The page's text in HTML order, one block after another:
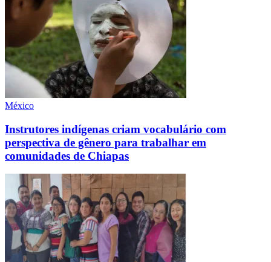
México
Instrutores indígenas criam vocabulário com
perspectiva de gênero para trabalhar em
comunidades de Chiapas